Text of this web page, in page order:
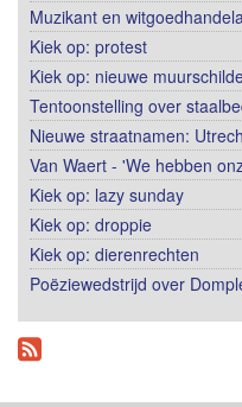
Muzikant en
Kiek op: protest
Kiek op: nieuwe
Tentoonstelling over
Nieuwe straatnamen:
Van Waert - 'We hebben
Kiek op: lazy sunday
Kiek op: droppie
Kiek op: dierenrechten
Poëziewedstrijd over